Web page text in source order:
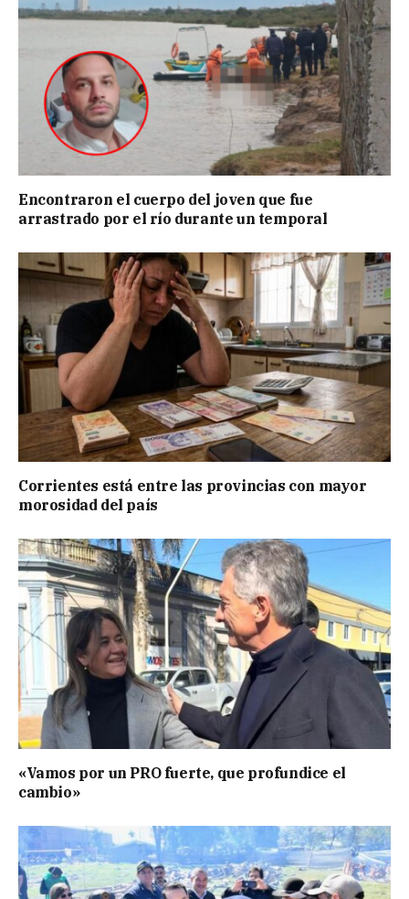
Encontraron el cuerpo del joven que fue
arrastrado por el río durante un temporal
Corrientes está entre las provincias con mayor
morosidad del país
«Vamos por un PRO fuerte, que profundice el
cambio»